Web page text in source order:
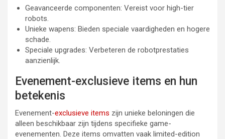
Geavanceerde componenten: Vereist voor high-tier
robots.
Unieke wapens: Bieden speciale vaardigheden en hogere
schade.
Speciale upgrades: Verbeteren de robotprestaties
aanzienlijk.
Evenement-exclusieve items en hun
betekenis
Evenement-exclusieve items zijn unieke beloningen die
alleen beschikbaar zijn tijdens specifieke game-
evenementen. Deze items omvatten vaak limited-edition